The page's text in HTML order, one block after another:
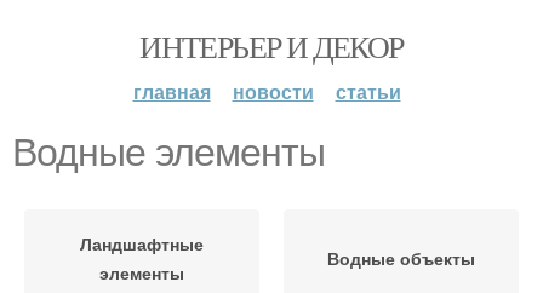
ИНТЕРЬЕР И ДЕКОР
главная новости статьи
Водные элементы
Ландшафтные
элементы
Водные объекты